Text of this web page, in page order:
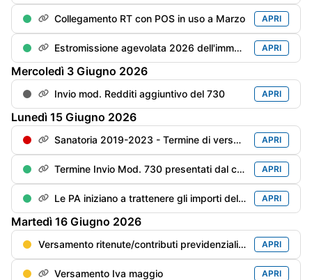
Collegamento RT con POS in uso a Marzo APRI
Estromissione agevolata 2026 dell'immobile strumentale dell'imprenditore individuale - Termine adempimenti contabili APRI
Mercoledì 3 Giugno 2026
Invio mod. Redditi aggiuntivo del 730 APRI
Lunedì 15 Giugno 2026
Sanatoria 2019-2023 - Termine di versamento della 4° rata APRI
Termine Invio Mod. 730 presentati dal contribuente entro il 31/05 APRI
Le PA iniziano a trattenere gli importi delle cartelle inevase prima di pagare i compensi professionali APRI
Martedì 16 Giugno 2026
Versamento ritenute/contributi previdenziali del mese di maggio APRI
Versamento Iva maggio APRI